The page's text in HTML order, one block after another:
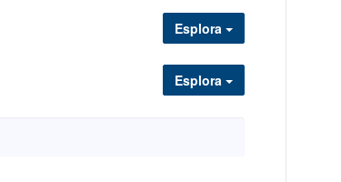
Esplora
Esplora